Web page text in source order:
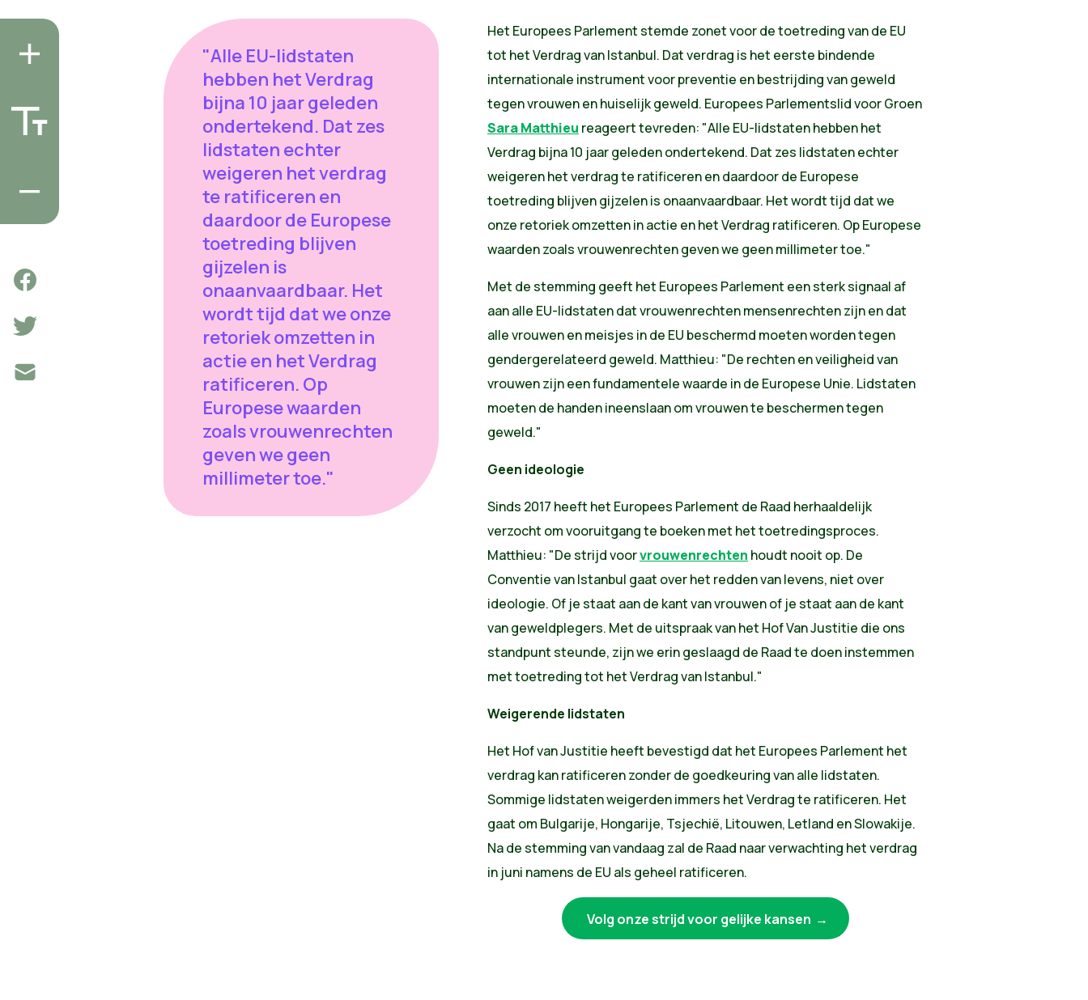
"Alle EU-lidstaten
hebben het Verdrag
bijna 10 jaar geleden
ondertekend. Dat zes
lidstaten echter
weigeren het verdrag
te ratificeren en
daardoor de Europese
toetreding blijven
gijzelen is
onaanvaardbaar. Het
wordt tijd dat we onze
retoriek omzetten in
actie en het Verdrag
ratificeren. Op
Europese waarden
zoals vrouwenrechten
geven we geen
millimeter toe."
Het Europees Parlement stemde zonet voor de toetreding van de EU
tot het Verdrag van Istanbul. Dat verdrag is het eerste bindende
internationale instrument voor preventie en bestrijding van geweld
tegen vrouwen en huiselijk geweld. Europees Parlementslid voor Groen
Sara Matthieu reageert tevreden: "Alle EU-lidstaten hebben het
Verdrag bijna 10 jaar geleden ondertekend. Dat zes lidstaten echter
weigeren het verdrag te ratificeren en daardoor de Europese
toetreding blijven gijzelen is onaanvaardbaar. Het wordt tijd dat we
onze retoriek omzetten in actie en het Verdrag ratificeren. Op Europese
waarden zoals vrouwenrechten geven we geen millimeter toe."
Met de stemming geeft het Europees Parlement een sterk signaal af
aan alle EU-lidstaten dat vrouwenrechten mensenrechten zijn en dat
alle vrouwen en meisjes in de EU beschermd moeten worden tegen
gendergerelateerd geweld. Matthieu: "De rechten en veiligheid van
vrouwen zijn een fundamentele waarde in de Europese Unie. Lidstaten
moeten de handen ineenslaan om vrouwen te beschermen tegen
geweld."
Geen ideologie
Sinds 2017 heeft het Europees Parlement de Raad herhaaldelijk
verzocht om vooruitgang te boeken met het toetredingsproces.
Matthieu: "De strijd voorvrouwenrechten houdt nooit op. De
Conventie van Istanbul gaat over het redden van levens, niet over
ideologie. Of je staat aan de kant van vrouwen of je staat aan de kant
van geweldplegers. Met de uitspraak van het Hof Van Justitie die ons
standpunt steunde, zijn we erin geslaagd de Raad te doen instemmen
met toetreding tot het Verdrag van Istanbul."
Weigerende lidstaten
Het Hof van Justitie heeft bevestigd dat het Europees Parlement het
verdrag kan ratificeren zonder de goedkeuring van alle lidstaten.
Sommige lidstaten weigerden immers het Verdrag te ratificeren. Het
gaat om Bulgarije, Hongarije, Tsjechië, Litouwen, Letland en Slowakije.
Na de stemming van vandaag zal de Raad naar verwachting het verdrag
in juni namens de EU als geheel ratificeren.
Volg onze strijd voor gelijke kansen